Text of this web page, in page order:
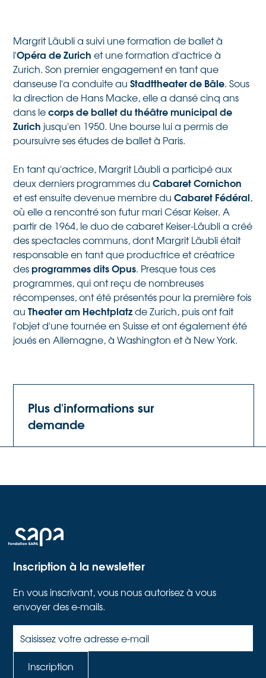
Margrit Läubli a suivi une formation de ballet à
l'Opéra de Zurich et une formation d'actrice à
Zurich. Son premier engagement en tant que
danseuse l'a conduite auStadttheater de Bâle. Sous
la direction de Hans Macke, elle a dansé cinq ans
dans lecorps de ballet du théâtre municipal de
Zurich jusqu'en 1950. Une bourse lui a permis de
poursuivre ses études de ballet à Paris.
En tant qu'actrice, Margrit Läubli a participé aux
deux derniers programmes duCabaret Cornichon
et est ensuite devenue membre duCabaret Fédéral,
où elle a rencontré son futur mari César Keiser. A
partir de 1964, le duo de cabaret Keiser-Läubli a créé
des spectacles communs, dont Margrit Läubli était
responsable en tant que productrice et créatrice
desprogrammes dits Opus. Presque tous ces
programmes, qui ont reçu de nombreuses
récompenses, ont été présentés pour la première fois
auTheater am Hechtplatzde Zurich, puis ont fait
l'objet d'une tournée en Suisse et ont également été
joués en Allemagne, à Washington et à New York.
Plus d'informations sur
demande
Inscription à la newsletter
En vous inscrivant, vous nous autorisez à vous
envoyer des e-mails.